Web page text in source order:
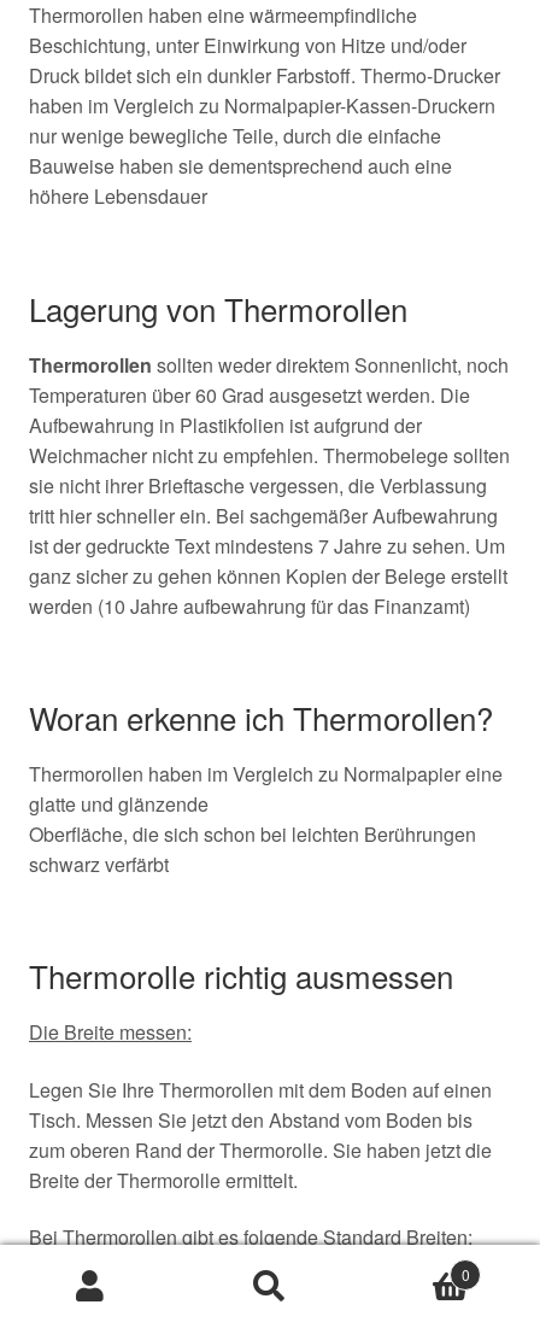
Thermorollen haben eine wärmeempfindliche
Beschichtung, unter Einwirkung von Hitze und/oder
Druck bildet sich ein dunkler Farbstoff. Thermo-Drucker
haben im Vergleich zu Normalpapier-Kassen-Druckern
nur wenige bewegliche Teile, durch die einfache
Bauweise haben sie dementsprechend auch eine
höhere Lebensdauer
Lagerung von Thermorollen
Thermorollen sollten weder direktem Sonnenlicht, noch
Temperaturen über 60 Grad ausgesetzt werden. Die
Aufbewahrung in Plastikfolien ist aufgrund der
Weichmacher nicht zu empfehlen. Thermobelege sollten
sie nicht ihrer Brieftasche vergessen, die Verblassung
tritt hier schneller ein. Bei sachgemäßer Aufbewahrung
ist der gedruckte Text mindestens 7 Jahre zu sehen. Um
ganz sicher zu gehen können Kopien der Belege erstellt
werden (10 Jahre aufbewahrung für das Finanzamt)
Woran erkenne ich Thermorollen?
Thermorollen haben im Vergleich zu Normalpapier eine
glatte und glänzende
Oberfläche, die sich schon bei leichten Berührungen
schwarz verfärbt
Thermorolle richtig ausmessen
Die Breite messen:
Legen Sie Ihre Thermorollen mit dem Boden auf einen
Tisch. Messen Sie jetzt den Abstand vom Boden bis
zum oberen Rand der Thermorolle. Sie haben jetzt die
Breite der Thermorolle ermittelt.
Bei Thermorollen gibt es folgende Standard Breiten:
80mm, 62mm, 60mm, 58mm, 57mm, 44mm
0